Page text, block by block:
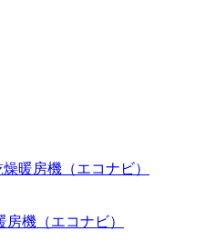
房機（エコナビ）